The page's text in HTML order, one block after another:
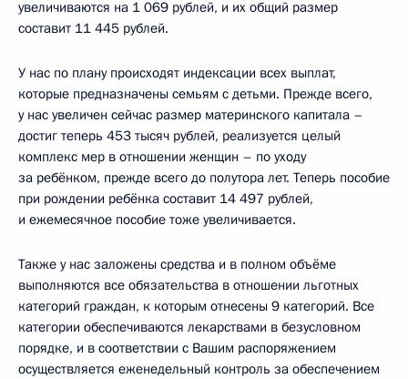
увеличиваются на 1 069 рублей, и их общий размер
составит 11 445 рублей.
У нас по плану происходят индексации всех выплат,
которые предназначены семьям с детьми. Прежде всего,
у нас увеличен сейчас размер материнского капитала –
достиг теперь 453 тысяч рублей, реализуется целый
комплекс мер в отношении женщин – по уходу
за ребёнком, прежде всего до полутора лет. Теперь пособие
при рождении ребёнка составит 14 497 рублей,
и ежемесячное пособие тоже увеличивается.
Также у нас заложены средства и в полном объёме
выполняются все обязательства в отношении льготных
категорий граждан, к которым отнесены 9 категорий. Все
категории обеспечиваются лекарствами в безусловном
порядке, и в соответствии с Вашим распоряжением
осуществляется еженедельный контроль за обеспечением